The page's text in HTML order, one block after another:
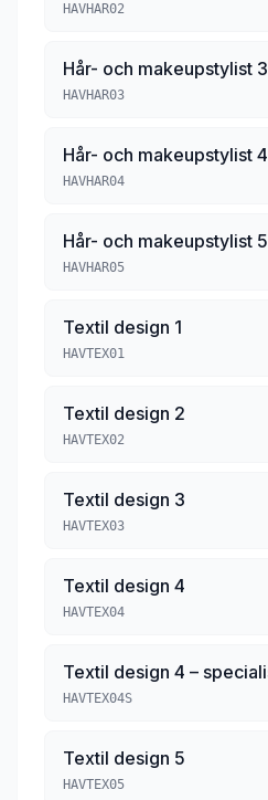
HAVHAR02
Hår- och makeupstylist 3
HAVHAR03
Hår- och makeupstylist 4
HAVHAR04
Hår- och makeupstylist 5
HAVHAR05
Textil design 1
HAVTEX01
Textil design 2
HAVTEX02
Textil design 3
HAVTEX03
Textil design 4
HAVTEX04
Textil design 4 –
HAVTEX04S
Textil design 5
HAVTEX05